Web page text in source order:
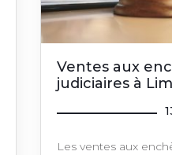
Ventes aux
judiciaires à
Les ventes aux